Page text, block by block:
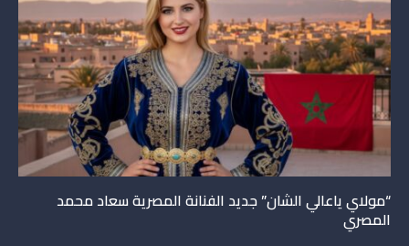
“مولاي ياعالي الشان” جديد الفنانة المصرية سعاد محمد
المصري